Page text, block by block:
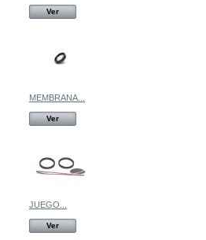
Ver
MEMBRANA...
Ver
JUEGO...
Ver